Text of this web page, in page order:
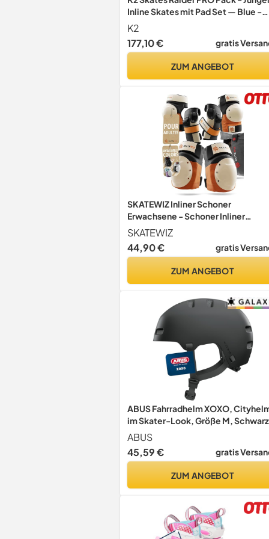
Inline Skates mit Pad Set — Blue -
orange — 30G0833
K2
177,10 €
gratis
ZUM ANGEBOT
SKATEWIZ Inliner Schoner
Erwachsene - Schoner Inliner
Erwachsene - Knieschoner
Ellenbogenschützer - Skate
Protektoren Schutzausrüstung -
Größe M/L Sunrise Orange
SKATEWIZ
44,90 €
gratis
ZUM ANGEBOT
ABUS Fahrradhelm XOXO,
im Skater-Look, Größe M, Schwarz
ABUS
45,59 €
gratis
ZUM ANGEBOT